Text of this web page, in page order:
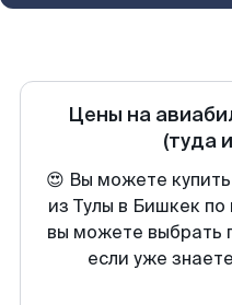
Цены на
(туда
😍 Вы можете
из Тулы в Бишкек
вы можете выбрать
если уже